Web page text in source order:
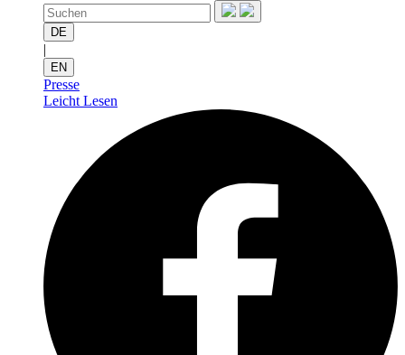
DE
|
EN
Presse
Leicht Lesen